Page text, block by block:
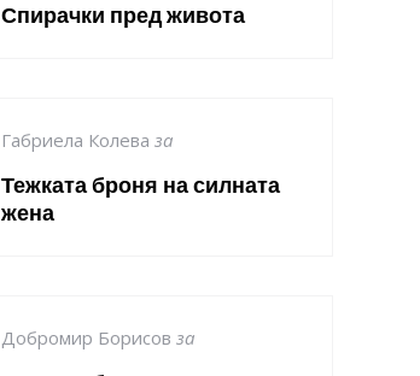
Спирачки пред живота
Габриела Колева за
Тежката броня на силната
жена
Добромир Борисов за